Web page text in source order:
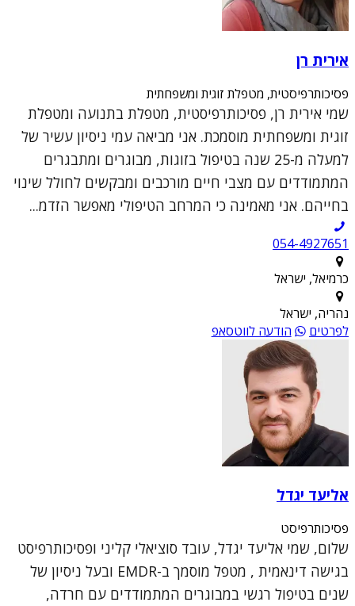
אירית רן
פסיכותרפיסטית, מטפלת זוגית ומשפחתית
שמי אירית רן, פסיכותרפיסטית, מטפלת בתנועה ומטפלת
זוגית ומשפחתית מוסמכת. אני מביאה עמי ניסיון עשיר של
למעלה מ-25 שנה בטיפול בזוגות, מבוגרים ומתבגרים
המתמודדים עם מצבי חיים מורכבים ומבקשים לחולל שינוי
בחייהם. אני מאמינה כי המרחב הטיפולי מאפשר הזדמ...
054-4927651
כרמיאל, ישראל
נהריה, ישראל
לפרטים
הודעה לווטסאפ
אליעד יגדל
פסיכותרפיסט
שלום, שמי אליעד יגדל, עובד סוציאלי קליני ופסיכותרפיסט
בגישה דינאמית , מטפל מוסמך ב-EMDR ובעל ניסיון של
שנים בטיפול רגשי במבוגרים המתמודדים עם חרדה,